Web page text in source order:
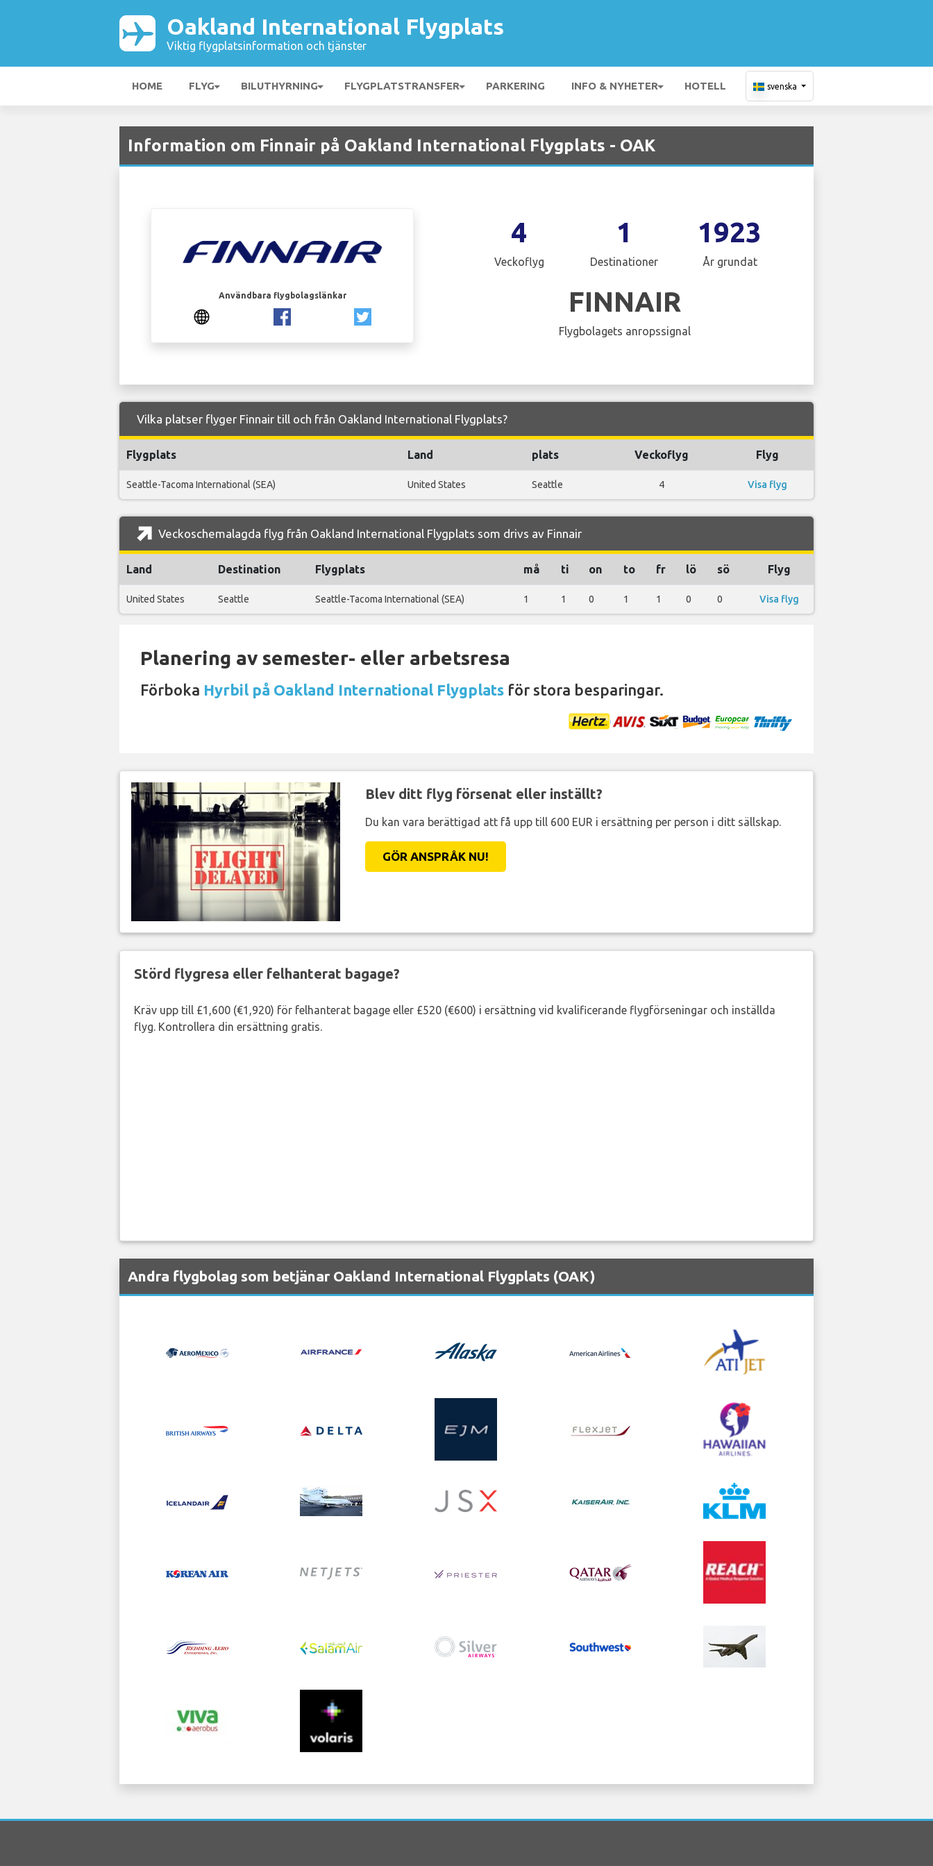
Oakland International Flygplats
Viktig flygplatsinformation och tjänster
HOME FLYG BILUTHYRNING FLYGPLATSTRANSFER PARKERING INFO & NYHETER HOTELL svenska
Information om Finnair på Oakland International Flygplats - OAK
Användbara flygbolagslänkar
4
Veckoflyg
1
Destinationer
1923
År grundat
FINNAIR
Flygbolagets anropssignal
Vilka platser flyger Finnair till och från Oakland International Flygplats?
Flygplats Land plats Veckoflyg Flyg
Seattle-Tacoma International (SEA) United States Seattle 4 Visa flyg
Veckoschemalagda flyg från Oakland International Flygplats som drivs av Finnair
Land Destination Flygplats må ti on to fr lö sö Flyg
United States Seattle Seattle-Tacoma International (SEA) 1 1 0 1 1 0 0 Visa flyg
Planering av semester- eller arbetsresa
Förboka Hyrbil på Oakland International Flygplats för stora besparingar.
Blev ditt flyg försenat eller inställt?
Du kan vara berättigad att få upp till 600 EUR i ersättning per person i ditt sällskap.
GÖR ANSPRÅK NU!
Störd flygresa eller felhanterat bagage?
Kräv upp till £1,600 (€1,920) för felhanterat bagage eller £520 (€600) i ersättning vid kvalificerande flygförseningar och inställda
flyg. Kontrollera din ersättning gratis.
Andra flygbolag som betjänar Oakland International Flygplats (OAK)